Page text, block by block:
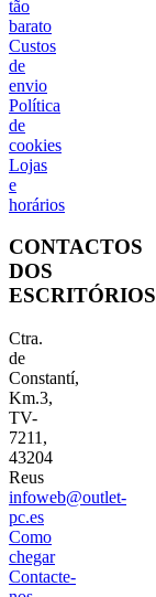
tão
barato
Custos
de
envio
Política
de
cookies
Lojas
e
horários
CONTACTOS
DOS
ESCRITÓRIOS
Ctra.
de
Constantí,
Km.3,
TV-
7211,
43204
Reus
infoweb@outlet-
pc.es
Como
chegar
Contacte-